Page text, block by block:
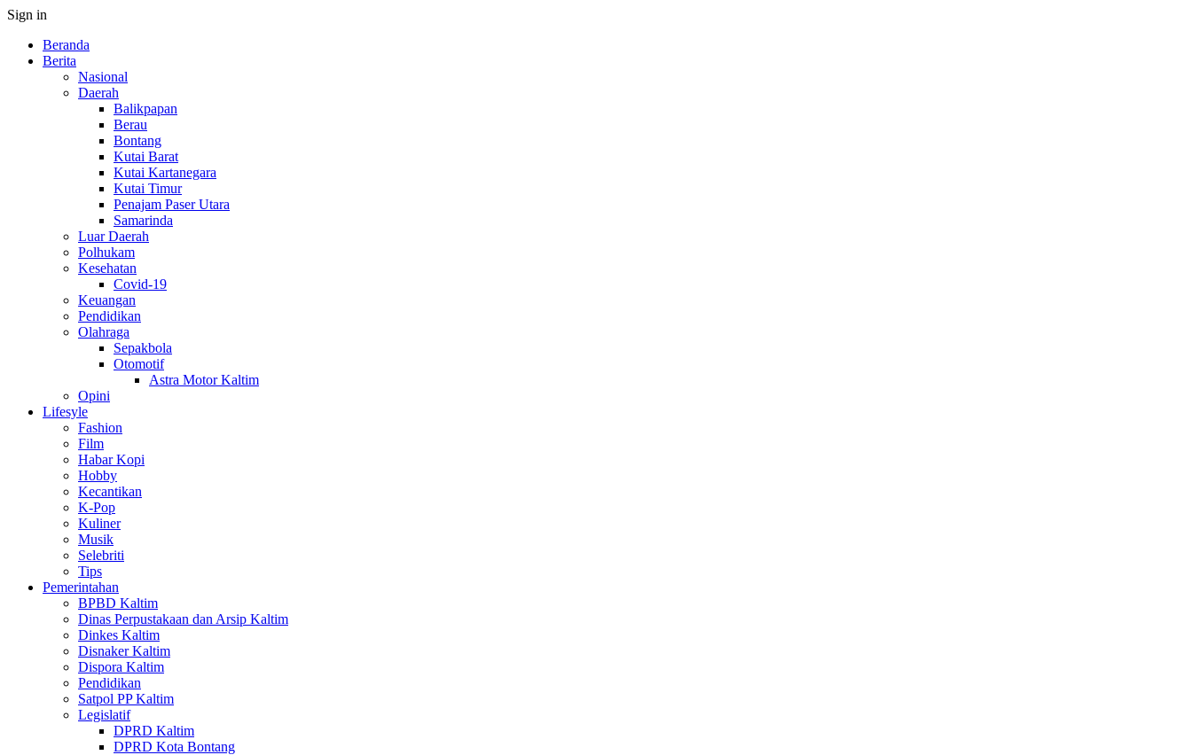
Sign in
Beranda
Berita
Nasional
Daerah
Balikpapan
Berau
Bontang
Kutai Barat
Kutai Kartanegara
Kutai Timur
Penajam Paser Utara
Samarinda
Luar Daerah
Polhukam
Kesehatan
Covid-19
Keuangan
Pendidikan
Olahraga
Sepakbola
Otomotif
Astra Motor Kaltim
Opini
Lifesyle
Fashion
Film
Habar Kopi
Hobby
Kecantikan
K-Pop
Kuliner
Musik
Selebriti
Tips
Pemerintahan
BPBD Kaltim
Dinas Perpustakaan dan Arsip Kaltim
Dinkes Kaltim
Disnaker Kaltim
Dispora Kaltim
Pendidikan
Satpol PP Kaltim
Legislatif
DPRD Kaltim
DPRD Kota Bontang